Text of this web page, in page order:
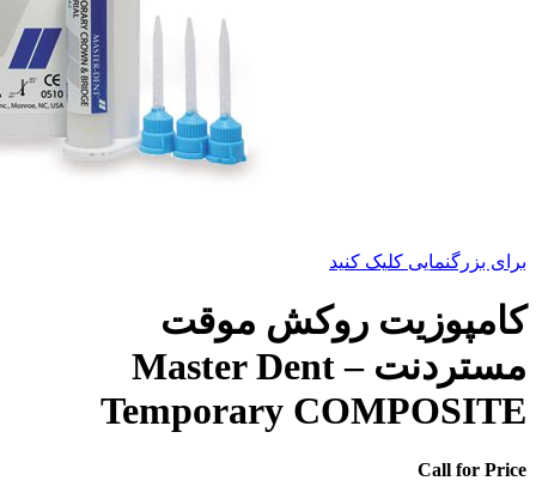
برای بزرگنمایی کلیک کنید
کامپوزیت روکش موقت
مستردنت – Master Dent
Temporary COMPOSITE
Call for Price